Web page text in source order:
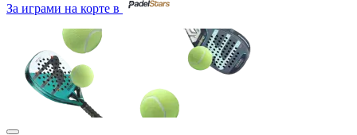
За играми на корте в